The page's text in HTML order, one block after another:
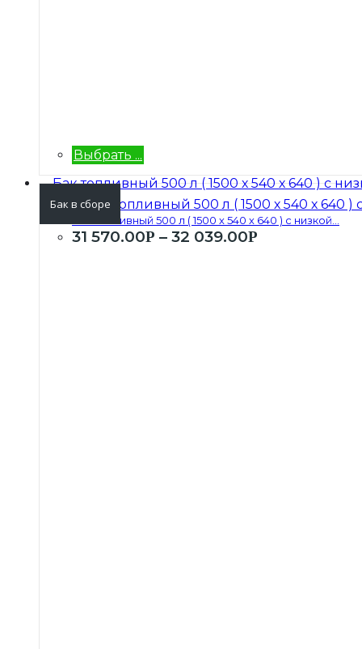
Выбрать ...
Бак в сборе
Бак топливный 500 л ( 1500 х 540 х 640 ) с низкой...
31 570.00Р – 32 039.00Р